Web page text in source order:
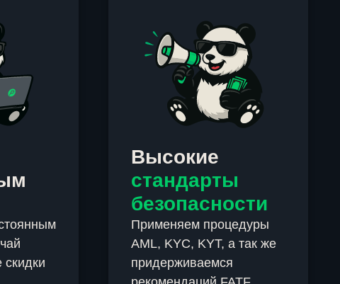
Высокие
стандарты
безопасности
Применяем процедуры
AML, KYC, KYT, а так же
придерживаемся